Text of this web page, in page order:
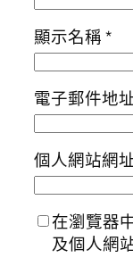
顯示名稱*
電子郵件地
個人網站網
在瀏覽器
及個人網